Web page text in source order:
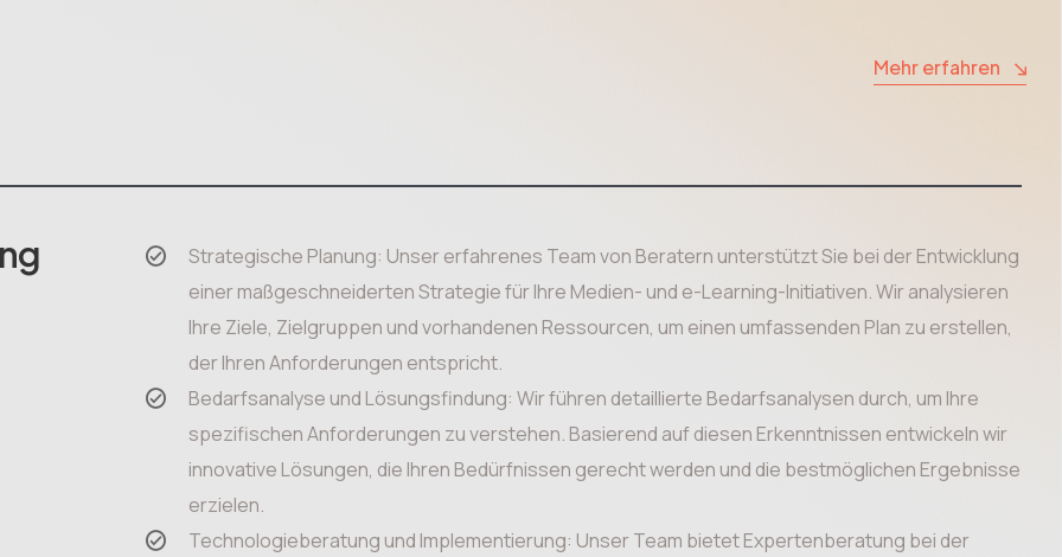
Mehr erfahren
Strategische Planung: Unser erfahrenes Team von Beratern unterstützt Sie bei der Entwicklung
einer maßgeschneiderten Strategie für Ihre Medien- und e-Learning-Initiativen. Wir analysieren
Ihre Ziele, Zielgruppen und vorhandenen Ressourcen, um einen umfassenden Plan zu erstellen,
der Ihren Anforderungen entspricht.
Bedarfsanalyse und Lösungsfindung: Wir führen detaillierte Bedarfsanalysen durch, um Ihre
spezifischen Anforderungen zu verstehen. Basierend auf diesen Erkenntnissen entwickeln wir
innovative Lösungen, die Ihren Bedürfnissen gerecht werden und die bestmöglichen Ergebnisse
erzielen.
Technologieberatung und Implementierung: Unser Team bietet Expertenberatung bei der